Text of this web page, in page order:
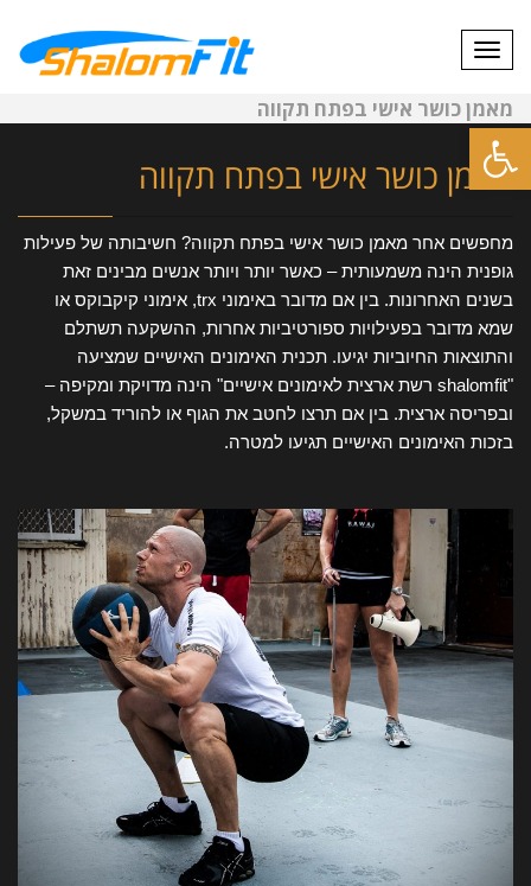
פתח סרגל נגישות
תפריט
מאמן כושר אישי בפתח תקווה
מאמן כושר אישי בפתח תקווה
מחפשים אחר מאמן כושר אישי בפתח תקווה? חשיבותה של פעילות
גופנית הינה משמעותית – כאשר יותר ויותר אנשים מבינים זאת
בשנים האחרונות. בין אם מדובר באימוני trx, אימוני קיקבוקס או
שמא מדובר בפעילויות ספורטיביות אחרות, ההשקעה תשתלם
והתוצאות החיוביות יגיעו. תכנית האימונים האישיים שמציעה
"shalomfit רשת ארצית לאימונים אישיים" הינה מדויקת ומקיפה –
ובפריסה ארצית. בין אם תרצו לחטב את הגוף או להוריד במשקל,
בזכות האימונים האישיים תגיעו למטרה.